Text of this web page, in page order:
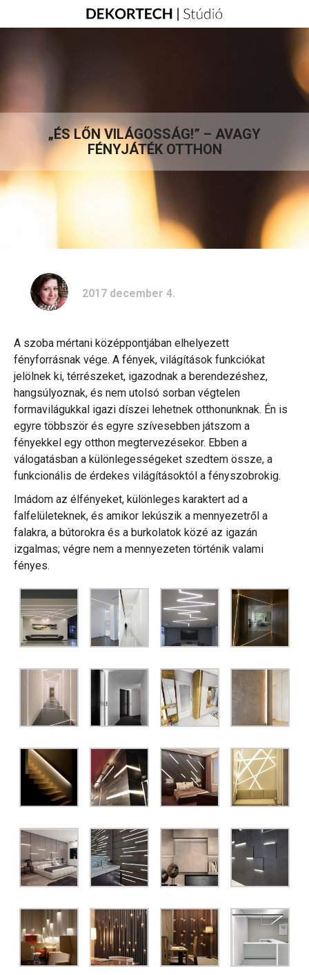
„ÉS LŐN VILÁGOSSÁG!” – AVAGY
FÉNYJÁTÉK OTTHON
2017 december 4.
A szoba mértani középpontjában elhelyezett
fényforrásnak vége. A fények, világítások funkciókat
jelölnek ki, térrészeket, igazodnak a berendezéshez,
hangsúlyoznak, és nem utolsó sorban végtelen
formavilágukkal igazi díszei lehetnek otthonunknak. Én is
egyre többször és egyre szívesebben játszom a
fényekkel egy otthon megtervezésekor. Ebben a
válogatásban a különlegességeket szedtem össze, a
funkcionális de érdekes világításoktól a fényszobrokig.
Imádom az élfényeket, különleges karaktert ad a
falfelületeknek, és amikor lekúszik a mennyezetről a
falakra, a bútorokra és a burkolatok közé az igazán
izgalmas; végre nem a mennyezeten történik valami
fényes.